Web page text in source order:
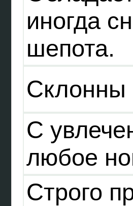
иногда
шепота.
Склонны
С
любое
Строго